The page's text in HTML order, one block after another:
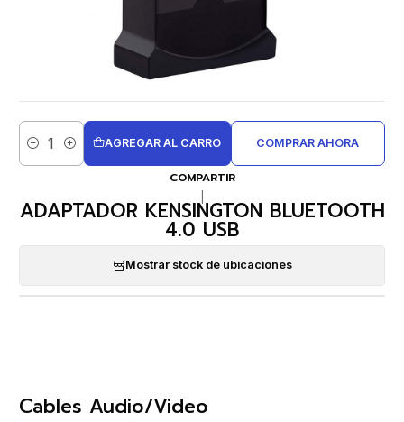
Cantidad
AGREGAR AL CARRO COMPRAR AHORA
COMPARTIR
ADAPTADOR KENSINGTON BLUETOOTH
4.0 USB
Mostrar stock de ubicaciones
Cables Audio/Video